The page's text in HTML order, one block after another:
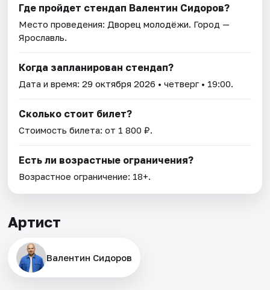
Где пройдет стендап Валентин Сидоров?
Место проведения: Дворец молодёжи. Город —
Ярославль.
Когда запланирован стендап?
Дата и время:29 октября 2026 • четверг • 19:00.
Сколько стоит билет?
Стоимость билета: от 1 800 ₽.
Есть ли возрастные ограничения?
Возрастное ограничение: 18+.
Артист
Валентин Сидоров